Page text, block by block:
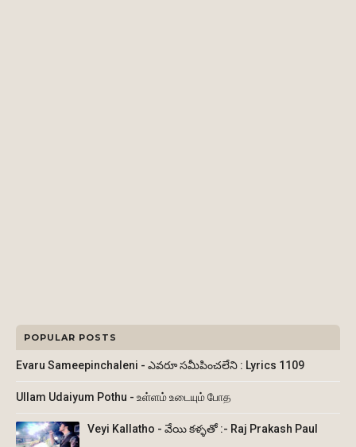
POPULAR POSTS
Evaru Sameepinchaleni - ఎవరూ సమీపించలేని : Lyrics 1109
Ullam Udaiyum Pothu - உள்ளம் உடையும் போத
Veyi Kallatho - వేయి కళ్ళతో :- Raj Prakash Paul